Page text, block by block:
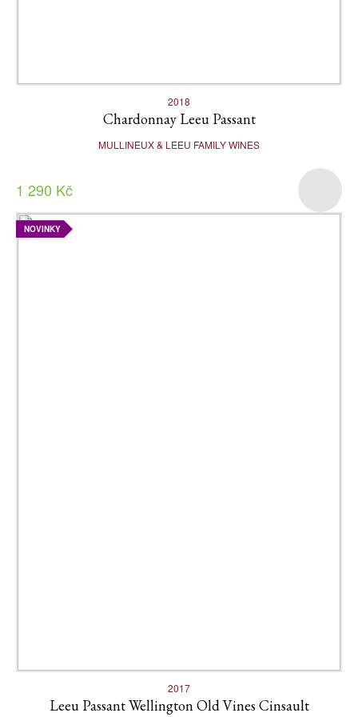
2018
Chardonnay Leeu Passant
MULLINEUX & LEEU FAMILY WINES
1 290 Kč
NOVINKY
2017
Leeu Passant Wellington Old Vines Cinsault